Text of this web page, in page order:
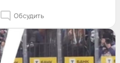
Обсудить